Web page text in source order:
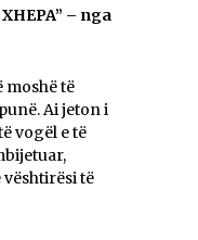
– nga
moshё tё
Ai jeton i
vogёl e tё
tё